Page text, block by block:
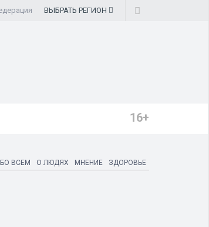
ВЫБРАТЬ РЕГИОН
16+
ВСЕМ О ЛЮДЯХ МНЕНИЕ ЗДОРОВЬЕ